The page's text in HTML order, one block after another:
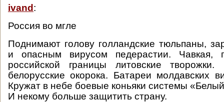
ivand :
Россия во мгле
Поднимают голову голландские тюльпаны,
и опасным вирусом педерастии. Чавкая,
российской границы литовские
белорусские окорока. Батареи молдавских
Кружат в небе боевые коньяки системы
И некому больше защитить страну.